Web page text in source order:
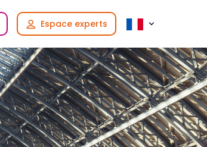
Espace experts